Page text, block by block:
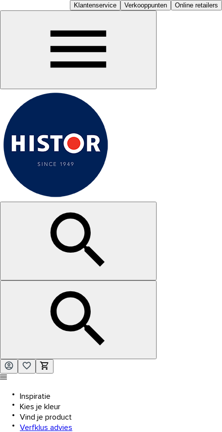
Klantenservice Verkooppunten Online retailers
Inspiratie
Kies je kleur
Vind je product
Verfklus advies